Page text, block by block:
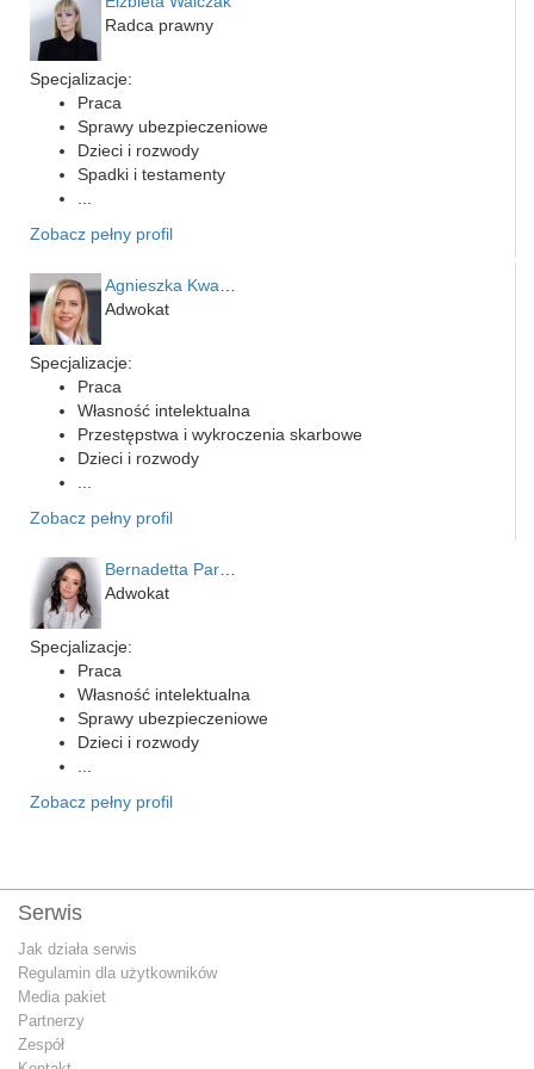
Radca prawny
Specjalizacje:
Praca
Sprawy ubezpieczeniowe
Dzieci i rozwody
Spadki i testamenty
Zobacz pełny profil
Adwokat
Specjalizacje:
Praca
Własność intelektualna
Przestępstwa i wykroczenia skarbowe
Dzieci i rozwody
Zobacz pełny profil
Adwokat
Specjalizacje:
Praca
Własność intelektualna
Sprawy ubezpieczeniowe
Dzieci i rozwody
Zobacz pełny profil
Serwis
Jak działa serwis
Regulamin dla użytkowników
Media pakiet
Partnerzy
Zespół